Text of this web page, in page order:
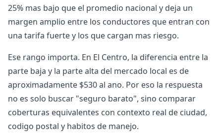
25% mas bajo que el promedio nacional y deja un
margen amplio entre los conductores que entran con
una tarifa fuerte y los que cargan mas riesgo.
Ese rango importa. En El Centro, la diferencia entre la
parte baja y la parte alta del mercado local es de
aproximadamente $530 al ano. Por eso la respuesta
no es solo buscar "seguro barato", sino comparar
coberturas equivalentes con contexto real de ciudad,
codigo postal y habitos de manejo.